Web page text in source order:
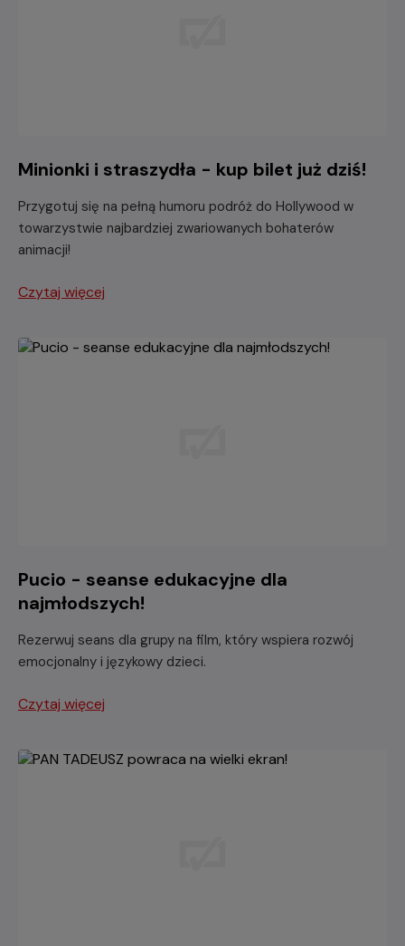
Minionki i straszydła - kup bilet już dziś!
Przygotuj się na pełną humoru podróż do Hollywood w
towarzystwie najbardziej zwariowanych bohaterów
animacji!
Czytaj więcej
Pucio - seanse edukacyjne dla
najmłodszych!
Rezerwuj seans dla grupy na film, który wspiera rozwój
emocjonalny i językowy dzieci.
Czytaj więcej